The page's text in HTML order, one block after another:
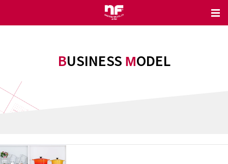
BUSINESS MODEL